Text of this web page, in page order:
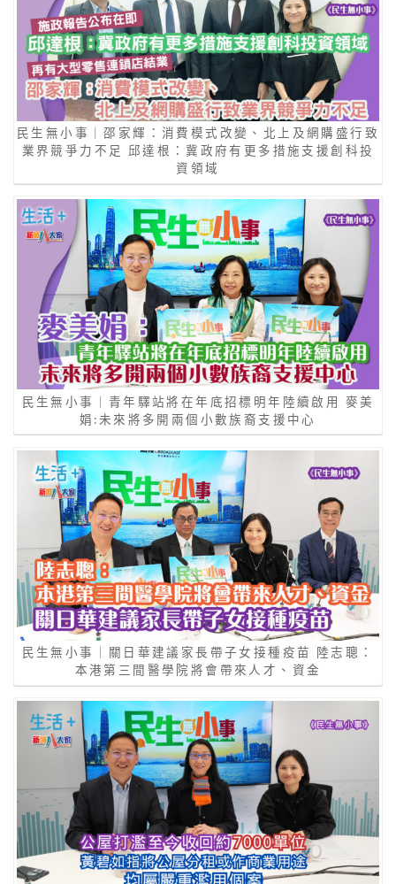
民生無小事｜邵家輝：消費模式改變、北上及網購盛行致
業界競爭力不足 邱達根：冀政府有更多措施支援創科投
資領域
民生無小事｜青年驛站將在年底招標明年陸續啟用 麥美
娟:未來將多開兩個小數族裔支援中心
民生無小事｜關日華建議家長帶子女接種疫苗 陸志聰：
本港第三間醫學院將會帶來人才、資金